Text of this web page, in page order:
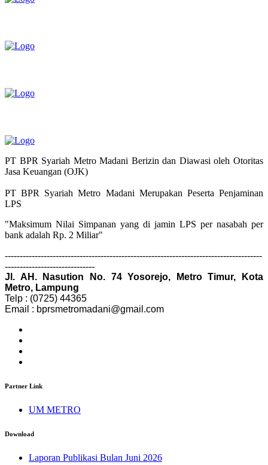
PT BPR Syariah Metro Madani Berizin dan Diawasi oleh Otoritas
Jasa Keuangan (OJK)
PT BPR Syariah Metro Madani Merupakan Peserta Penjaminan
LPS
"Maksimum Nilai Simpanan yang di jamin LPS per nasabah per
bank adalah Rp. 2 Miliar"
--------------------------------------------------------------------------------------
------------------------------
Jl. AH. Nasution No. 74 Yosorejo, Metro Timur, Kota
Metro, Lampung
Telp : (0725) 44365
Email : bprsmetromadani@gmail.com
Partner Link
UM METRO
Download
Laporan Publikasi Bulan Juni 2026